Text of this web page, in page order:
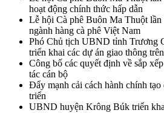
hoạt động chính thức hấp dẫn
Lễ hội Cà phê Buôn Ma Thuột
ngành hàng cà phê Việt Nam
Phó Chủ tịch UBND tỉnh Trương
triển khai các dự án giao thông
Công bố các quyết định về sắp
tác cán bộ
Đẩy mạnh cải cách hành chính tạo
triển
UBND huyện Krông Búk triển